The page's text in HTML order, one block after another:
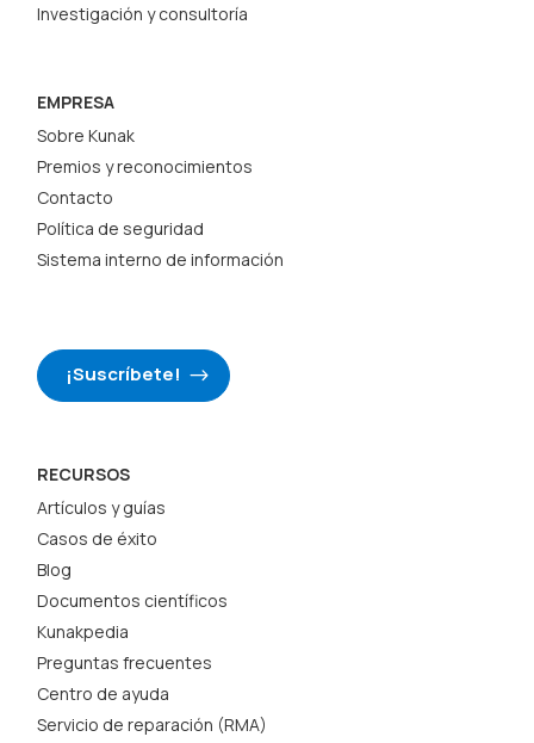
Investigación y consultoría
EMPRESA
Sobre Kunak
Premios y reconocimientos
Contacto
Política de seguridad
Sistema interno de información
¡Suscríbete!
RECURSOS
Artículos y guías
Casos de éxito
Blog
Documentos científicos
Kunakpedia
Preguntas frecuentes
Centro de ayuda
Servicio de reparación (RMA)